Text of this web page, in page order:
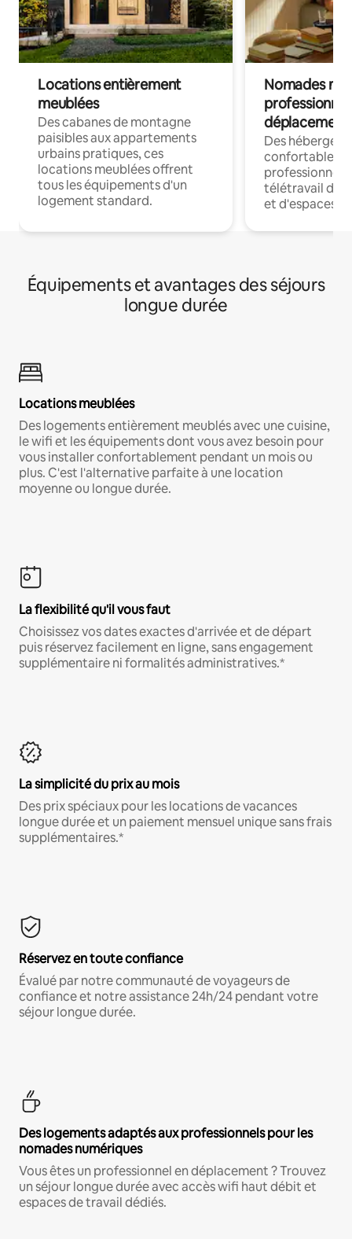
Locations entièrement
meublées
Des cabanes de montagne
paisibles aux appartements
urbains pratiques, ces
locations meublées offrent
tous les équipements d'un
logement standard.
Nomades
déplacement
Des
confortables
professionnels
télétravail
et d'espaces
Équipements et avantages des séjours
longue durée
Locations meublées
Des logements entièrement meublés avec une cuisine,
le wifi et les équipements dont vous avez besoin pour
vous installer confortablement pendant un mois ou
plus. C'est l'alternative parfaite à une location
moyenne ou longue durée.
La flexibilité qu'il vous faut
Choisissez vos dates exactes d'arrivée et de départ
puis réservez facilement en ligne, sans engagement
supplémentaire ni formalités administratives.*
La simplicité du prix au mois
Des prix spéciaux pour les locations de vacances
longue durée et un paiement mensuel unique sans frais
supplémentaires.*
Réservez en toute confiance
Évalué par notre communauté de voyageurs de
confiance et notre assistance 24h/24 pendant votre
séjour longue durée.
Des logements adaptés aux professionnels pour les
nomades numériques
Vous êtes un professionnel en déplacement ? Trouvez
un séjour longue durée avec accès wifi haut débit et
espaces de travail dédiés.